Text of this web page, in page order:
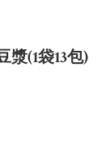
漿(1袋13包)